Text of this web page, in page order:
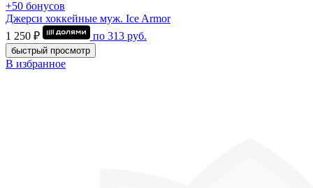
+50 бонусов
Джерси хоккейные муж. Ice Armor
1 250 ₽
по 313 руб.
быстрый просмотр
В избранное